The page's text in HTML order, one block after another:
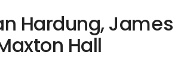
Hardung, James
Hall